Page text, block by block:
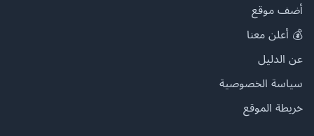
أضف موقع
💰 أعلن معنا
عن الدليل
سياسة الخصوصية
خريطة الموقع